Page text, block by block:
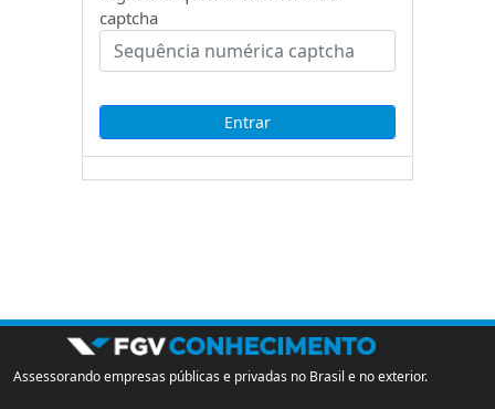
captcha
Assessorando empresas públicas e privadas no Brasil e no exterior.